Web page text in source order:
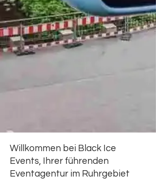
Willkommen bei Black Ice
Events, Ihrer führenden
Eventagentur im Ruhrgebiet